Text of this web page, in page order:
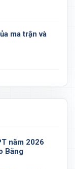
ma trận và
năm 2026
Bằng